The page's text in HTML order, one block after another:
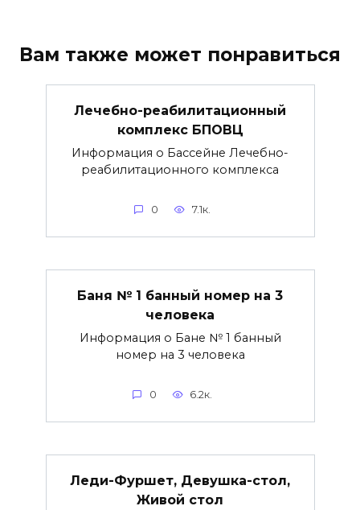
Вам также может понравиться
Лечебно-реабилитационный
комплекс БПОВЦ
Информация о Бассейне Лечебно-
реабилитационного комплекса
0 7.1к.
Баня № 1 банный номер на 3
человека
Информация о Бане № 1 банный
номер на 3 человека
0 6.2к.
Леди-Фуршет, Девушка-стол,
Живой стол